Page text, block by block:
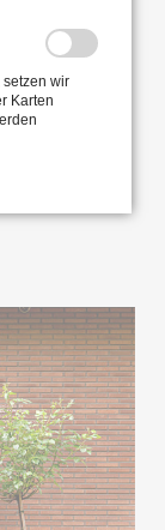
setzen wir
Karten